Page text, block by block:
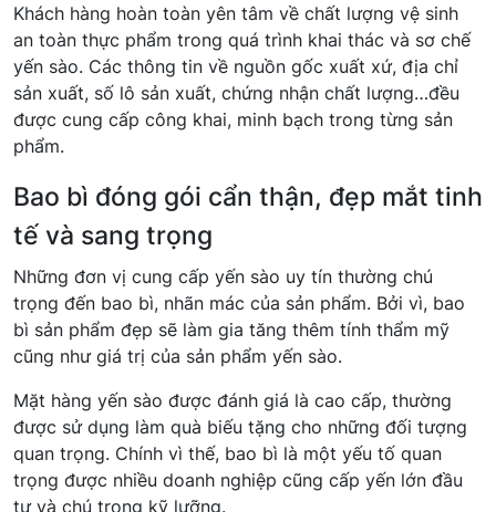
Khách hàng hoàn toàn yên tâm về chất lượng vệ sinh
an toàn thực phẩm trong quá trình khai thác và sơ chế
yến sào. Các thông tin về nguồn gốc xuất xứ, địa chỉ
sản xuất, số lô sản xuất, chứng nhận chất lượng…đều
được cung cấp công khai, minh bạch trong từng sản
phẩm.
Bao bì đóng gói cẩn thận, đẹp mắt tinh
tế và sang trọng
Những đơn vị cung cấp yến sào uy tín thường chú
trọng đến bao bì, nhãn mác của sản phẩm. Bởi vì, bao
bì sản phẩm đẹp sẽ làm gia tăng thêm tính thẩm mỹ
cũng như giá trị của sản phẩm yến sào.
Mặt hàng yến sào được đánh giá là cao cấp, thường
được sử dụng làm quà biếu tặng cho những đối tượng
quan trọng. Chính vì thế, bao bì là một yếu tố quan
trọng được nhiều doanh nghiệp cũng cấp yến lớn đầu
tư và chú trọng kỹ lưỡng.